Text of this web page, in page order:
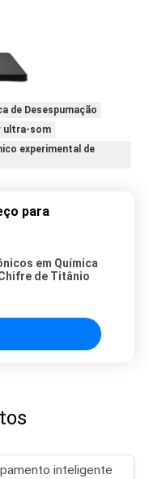
de Desespumação
ultra-som
experimental de
para
em Química
de Titânio
inteligente